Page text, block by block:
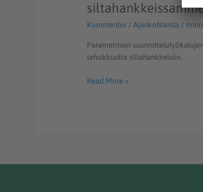
Kommentoi /Ajankohtaista /
Parametrisen
tehokkuutta siltahankkeisiin.
Read More »